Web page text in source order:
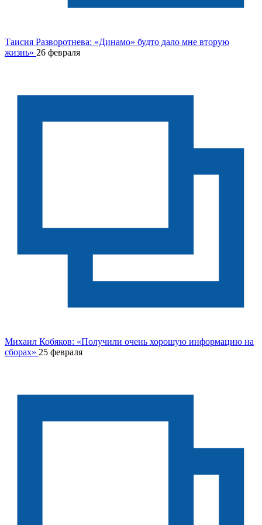
Таисия Разворотнева: «Динамо» будто дало мне вторую
жизнь» 26 февраля
Михаил Кобяков: «Получили очень хорошую информацию на
сборах» 25 февраля